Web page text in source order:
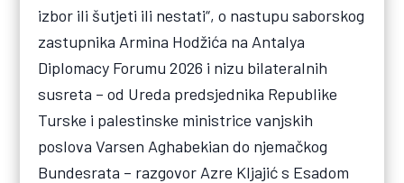
izbor ili šutjeti ili nestati“, o nastupu saborskog
zastupnika Armina Hodžića na Antalya
Diplomacy Forumu 2026 i nizu bilateralnih
susreta – od Ureda predsjednika Republike
Turske i palestinske ministrice vanjskih
poslova Varsen Aghabekian do njemačkog
Bundesrata – razgovor Azre Kljajić s Esadom